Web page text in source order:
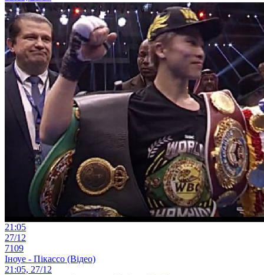
21:05
27/12
7109
Іноуе - Пікассо (Відео)
21:05, 27/12